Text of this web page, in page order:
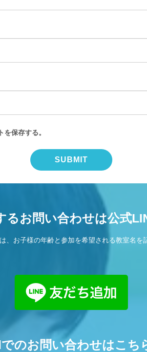
保存する。
お問い合わせは公式
、お子様の年齢と参加を希望される教室名を
のお問い合わせはこち